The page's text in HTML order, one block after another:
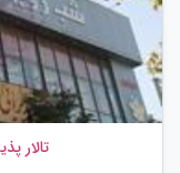
تالار